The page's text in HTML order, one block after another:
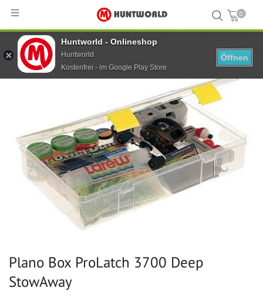
0
Hauptseite ... Plano Box ProLatch 3700 Deep StowAway
Plano Box ProLatch 3700 Deep
StowAway
Huntworld - Onlineshop
Huntworld
Kostenfrei - im Google Play Store
Öffnen